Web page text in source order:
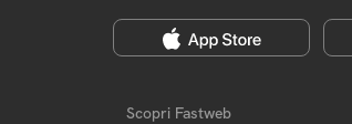
Scopri Fastweb